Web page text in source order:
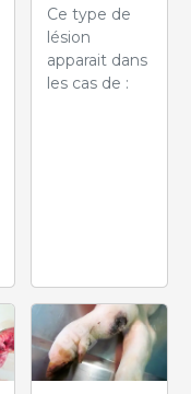
Ce type de
lésion
apparait dans
les cas de :